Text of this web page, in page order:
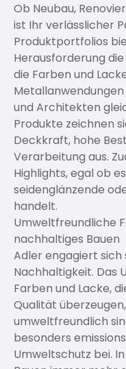
Ob Neubau,
ist Ihr verlässlicher
Produktportfolios
Herausforderung
die Farben und
und Architekten
Produkte zeichnen
Deckkraft, hohe
Verarbeitung aus.
Highlights, egal ob
seidenglänzende
handelt.
Umweltfreundliche
nachhaltiges Bauen
Adler engagiert sich
Nachhaltigkeit. Das
Farben und Lacke,
Qualität
umweltfreundlich
besonders
Umweltschutz bei.